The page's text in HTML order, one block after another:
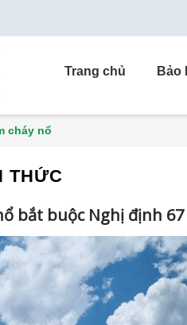
Trang chủ Bảo
cháy nổ
THỨC
bắt buộc Nghị định 67